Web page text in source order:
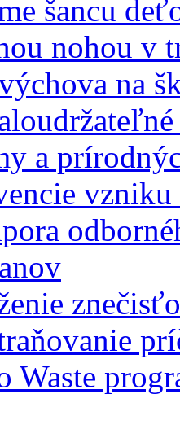
šancu
nohou v
na
a
vzniku
Waste